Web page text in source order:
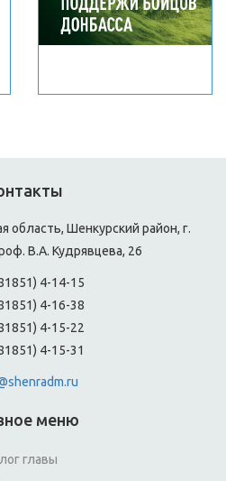
область, Шенкурский район, г.
В.А. Кудрявцева, 26
4-14-15
4-16-38
4-15-22
4-15-31
меню
главы